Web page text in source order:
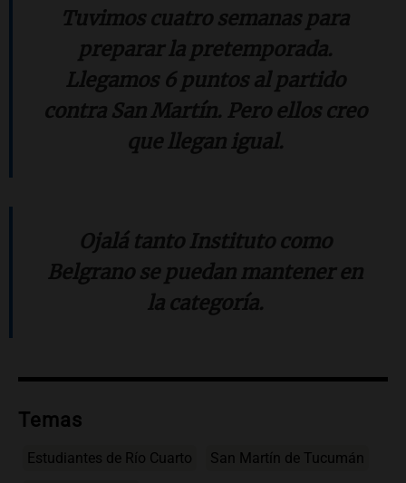
Tuvimos cuatro semanas para
preparar la pretemporada.
Llegamos 6 puntos al partido
contra San Martín. Pero ellos creo
que llegan igual.
Ojalá tanto Instituto como
Belgrano se puedan mantener en
la categoría.
Temas
Estudiantes de Río Cuarto San Martín de Tucumán